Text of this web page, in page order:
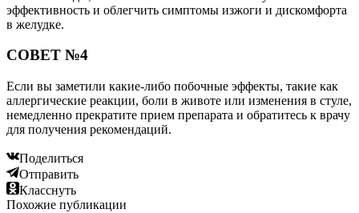
эффективность и облегчить симптомы изжоги и дискомфорта
в желудке.
СОВЕТ №4
Если вы заметили какие-либо побочные эффекты, такие как
аллергические реакции, боли в животе или изменения в стуле,
немедленно прекратите прием препарата и обратитесь к врачу
для получения рекомендаций.
Поделиться
Отправить
Класснуть
Похожие публикации